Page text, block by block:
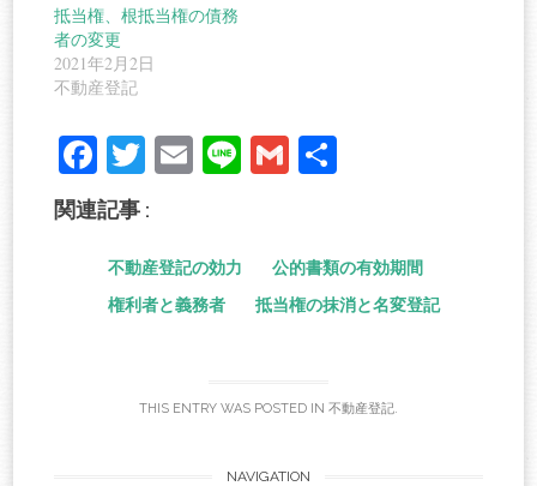
抵当権、根抵当権の債務
者の変更
2021年2月2日
不動産登記
Fa
ce
bo
ok
T
wi
tte
r
E Li G
関連記事 :
不動産登記の効力
公的書類の有効期間
権利者と義務者
抵当権の抹消と名変登記
THIS ENTRY WAS POSTED IN 不動産登記.
NAVIGATION